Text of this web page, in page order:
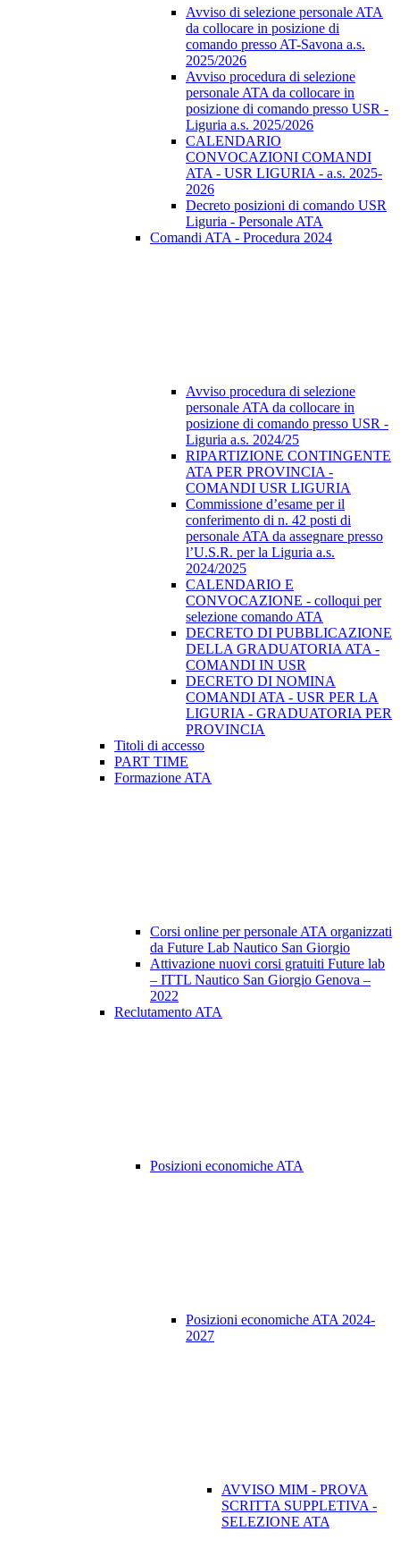
Avviso di selezione personale ATA
da collocare in posizione di
comando presso AT-Savona a.s.
2025/2026
Avviso procedura di selezione
personale ATA da collocare in
posizione di comando presso USR -
Liguria a.s. 2025/2026
CALENDARIO
CONVOCAZIONI COMANDI
ATA - USR LIGURIA - a.s. 2025-
2026
Decreto posizioni di comando USR
Liguria - Personale ATA
Comandi ATA - Procedura 2024
Avviso procedura di selezione
personale ATA da collocare in
posizione di comando presso USR -
Liguria a.s. 2024/25
RIPARTIZIONE CONTINGENTE
ATA PER PROVINCIA -
COMANDI USR LIGURIA
Commissione d’esame per il
conferimento di n. 42 posti di
personale ATA da assegnare presso
l’U.S.R. per la Liguria a.s.
2024/2025
CALENDARIO E
CONVOCAZIONE - colloqui per
selezione comando ATA
DECRETO DI PUBBLICAZIONE
DELLA GRADUATORIA ATA -
COMANDI IN USR
DECRETO DI NOMINA
COMANDI ATA - USR PER LA
LIGURIA - GRADUATORIA PER
PROVINCIA
Titoli di accesso
PART TIME
Formazione ATA
Corsi online per personale ATA organizzati
da Future Lab Nautico San Giorgio
Attivazione nuovi corsi gratuiti Future lab
– ITTL Nautico San Giorgio Genova –
2022
Reclutamento ATA
Posizioni economiche ATA
Posizioni economiche ATA 2024-
2027
AVVISO MIM - PROVA
SCRITTA SUPPLETIVA -
SELEZIONE ATA